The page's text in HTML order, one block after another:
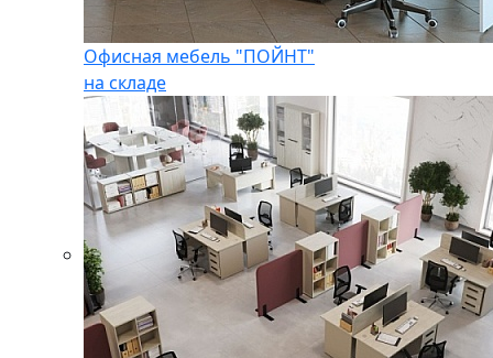
Офисная мебель "ПОЙНТ"
на складе